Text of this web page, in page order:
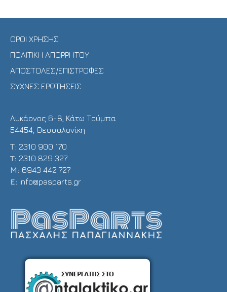
ΟΡΟΙ ΧΡΗΣΗΣ
ΠΟΛΙΤΙΚΗ ΑΠΟΡΡΗΤΟΥ
ΑΠΟΣΤΟΛΕΣ/ΕΠΙΣΤΡΟΦΕΣ
ΣΥΧΝΕΣ ΕΡΩΤΗΣΕΙΣ
Λυκάονος 6-8, Κάτω Τούμπα
54454, Θεσσαλονίκη
Τ: 2310 900 170
T: 2310 829 327
Μ: 6943 442 727
E: info@pasparts.gr